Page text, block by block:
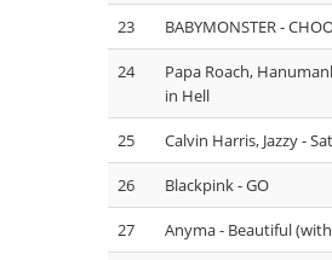
23 BABYMONSTER -
24
Papa Roach,
in Hell
25 ⁠Calvin Harris, Jazzy -
26 Blackpink - GO
27 Anyma - Beautiful (with